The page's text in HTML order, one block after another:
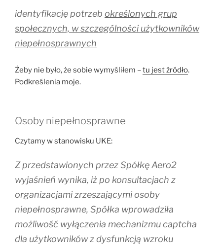
identyfikację potrzeb określonych grup
społecznych, w szczególności użytkowników
niepełnosprawnych
Żeby nie było, że sobie wymyśliłem –tu jest źródło.
Podkreślenia moje.
Osoby niepełnosprawne
Czytamy w stanowisku UKE:
Z przedstawionych przez Spółkę Aero2
wyjaśnień wynika, iż po konsultacjach z
organizacjami zrzeszającymi osoby
niepełnosprawne, Spółka wprowadziła
możliwość wyłączenia mechanizmu captcha
dla użytkowników z dysfunkcją wzroku